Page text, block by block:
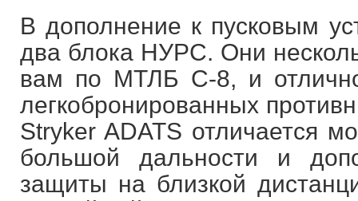
В дополнение к пусковым
два блока НУРС. Они
вам по МТЛБ С-8, и
легкобронированных
Stryker ADATS отличается
большой дальности и
защиты на близкой